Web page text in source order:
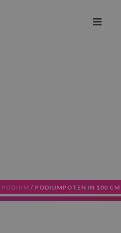
PODIUM / PODIUMPOTEN IN 100 CM